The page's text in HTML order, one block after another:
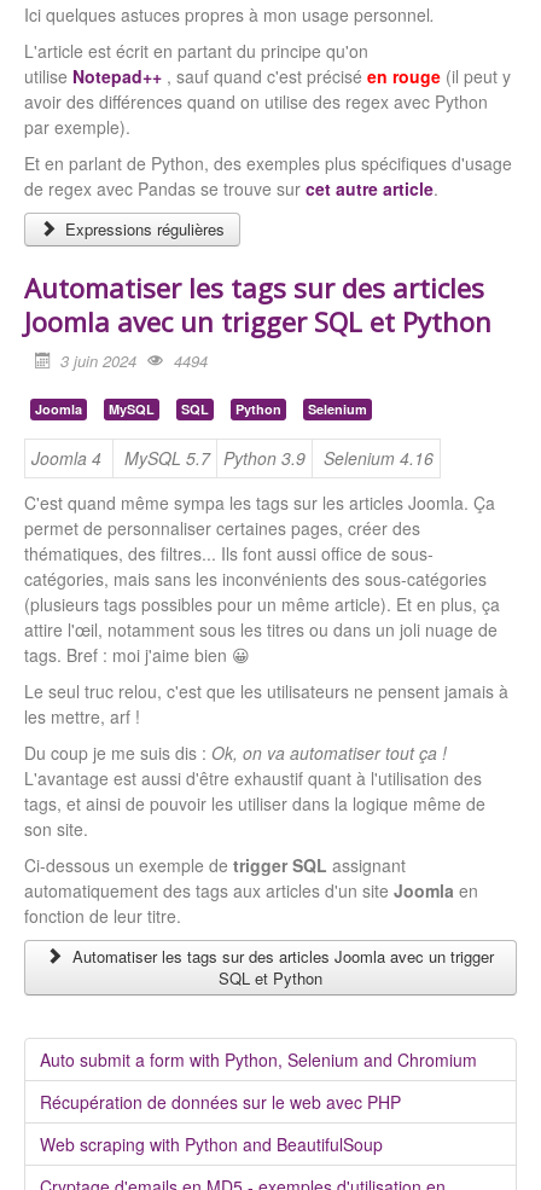
Ici quelques astuces propres à mon usage personnel.
L'article est écrit en partant du principe qu'on
utilise Notepad++ , sauf quand c'est précisé en rouge (il peut y
avoir des différences quand on utilise des regex avec Python
par exemple).
Et en parlant de Python, des exemples plus spécifiques d'usage
de regex avec Pandas se trouve sur cet autre article.
Expressions régulières
Automatiser les tags sur des articles
Joomla avec un trigger SQL et Python
3 juin 2024 4494
Joomla MySQL SQL Python Selenium
Joomla 4 MySQL 5.7 Python 3.9
Selenium 4.16
C'est quand même sympa les tags sur les articles Joomla. Ça
permet de personnaliser certaines pages, créer des
thématiques, des filtres... Ils font aussi office de sous-
catégories, mais sans les inconvénients des sous-catégories
(plusieurs tags possibles pour un même article). Et en plus, ça
attire l'œil, notamment sous les titres ou dans un joli nuage de
tags. Bref : moi j'aime bien 😀
Le seul truc relou, c'est que les utilisateurs ne pensent jamais à
les mettre, arf !
Du coup je me suis dis : Ok, on va automatiser tout ça !
L'avantage est aussi d'être exhaustif quant à l'utilisation des
tags, et ainsi de pouvoir les utiliser dans la logique même de
son site.
Ci-dessous un exemple de trigger SQL assignant
automatiquement des tags aux articles d'un site Joomla en
fonction de leur titre.
Automatiser les tags sur des articles Joomla avec un trigger
SQL et Python
Auto submit a form with Python, Selenium and Chromium
Récupération de données sur le web avec PHP
Web scraping with Python and BeautifulSoup